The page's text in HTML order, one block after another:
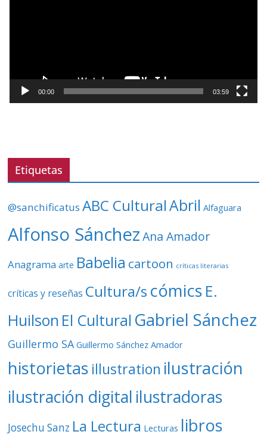
o
í
e
00:00 03:59
Etiquetas
@sanchificatus ABC CulturalAbril Alfaguara
Alfonso Sánchez Ana Amador
Anagrama arte Babelia cartoon críticas literarias
críticas y reseñas Cultura/s cómics E.
Huilson El Cultural Gabriel Sánchez
Guillermo SA Guillermo Sánchez Amador
historietas illustration ilustración
ilustración digital ilustradoras
Josechu Sanz La Lectura Lecturas libros